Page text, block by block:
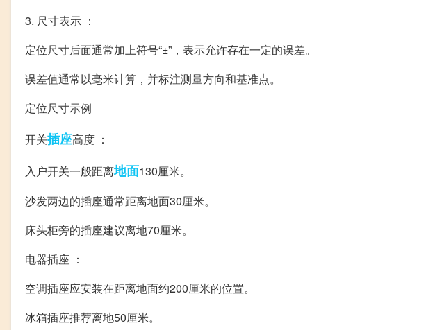
3. 尺寸表示 ：
定位尺寸后面通常加上符号“±”，表示允许存在一定的误差。
误差值通常以毫米计算，并标注测量方向和基准点。
定位尺寸示例
开关插座高度 ：
入户开关一般距离地面130厘米。
沙发两边的插座通常距离地面30厘米。
床头柜旁的插座建议离地70厘米。
电器插座 ：
空调插座应安装在距离地面约200厘米的位置。
冰箱插座推荐离地50厘米。